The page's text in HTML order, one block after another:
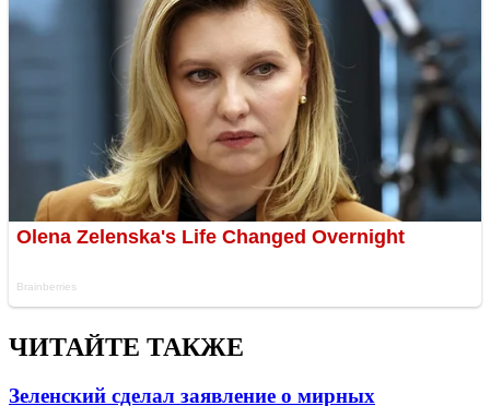
ЧИТАЙТЕ ТАКЖЕ
Зеленский сделал заявление о мирных